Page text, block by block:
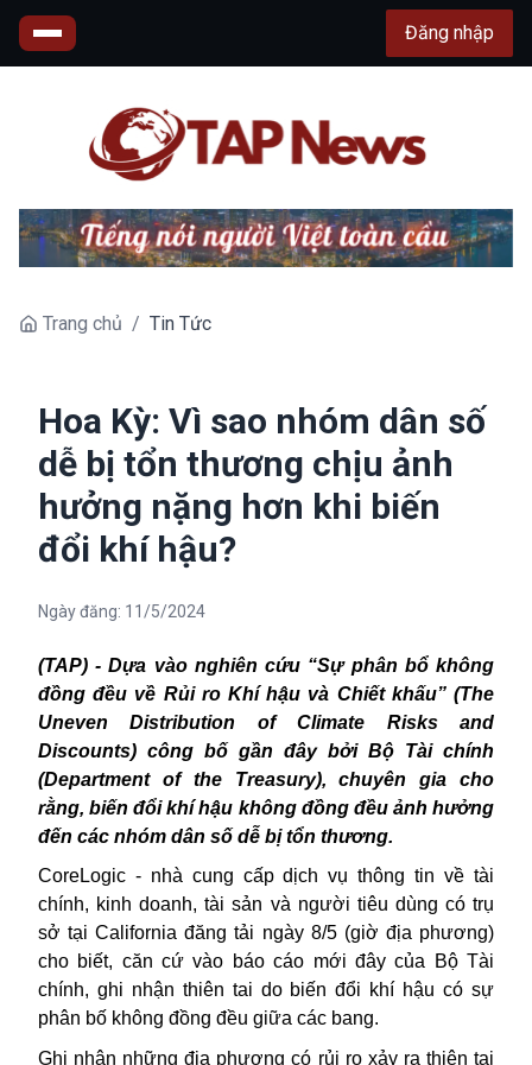
Đăng nhập
Trang chủ / Tin Tức
Hoa Kỳ: Vì sao nhóm dân số
dễ bị tổn thương chịu ảnh
hưởng nặng hơn khi biến
đổi khí hậu?
Ngày đăng: 11/5/2024
(TAP) - Dựa vào nghiên cứu “Sự phân bổ không
đồng đều về Rủi ro Khí hậu và Chiết khấu” (The
Uneven Distribution of Climate Risks and
Discounts) công bố gần đây bởi Bộ Tài chính
(Department of the Treasury), chuyên gia cho
rằng, biến đổi khí hậu không đồng đều ảnh hưởng
đến các nhóm dân số dễ bị tổn thương.
CoreLogic - nhà cung cấp dịch vụ thông tin về tài
chính, kinh doanh, tài sản và người tiêu dùng có trụ
sở tại California đăng tải ngày 8/5 (giờ địa phương)
cho biết, căn cứ vào báo cáo mới đây của Bộ Tài
chính, ghi nhận thiên tai do biến đổi khí hậu có sự
phân bố không đồng đều giữa các bang.
Ghi nhận những địa phương có rủi ro xảy ra thiên tai